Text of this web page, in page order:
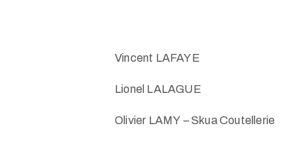
Vincent LAFAYE
Lionel LALAGUE
Olivier LAMY – Skua Coutellerie